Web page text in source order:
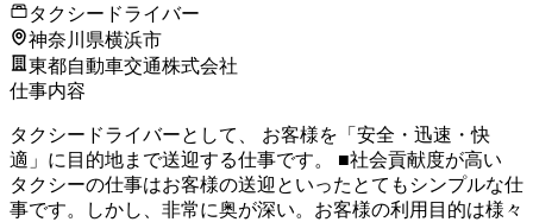
タクシードライバー
神奈川県横浜市
東都自動車交通株式会社
仕事内容
タクシードライバーとして、 お客様を「安全・迅速・快
適」に目的地まで送迎する仕事です。 ■社会貢献度が高い
タクシーの仕事はお客様の送迎といったとてもシンプルな仕
事です。しかし、非常に奥が深い。お客様の利用目的は様々